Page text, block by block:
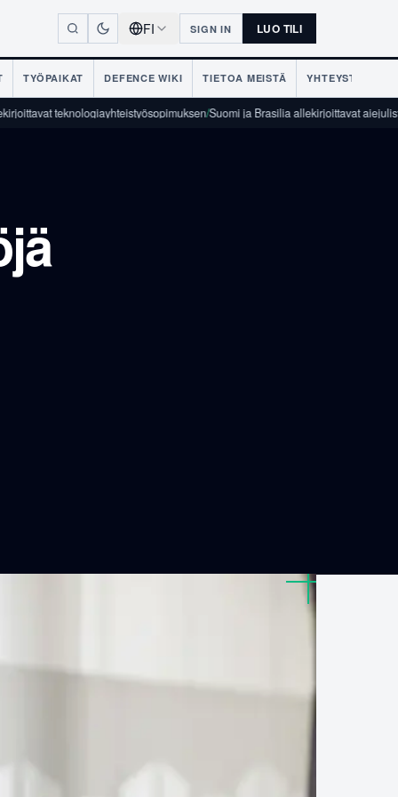
FI SIGN IN LUO TILI
TYÖPAIKAT DEFENCE WIKI TIETOA MEISTÄ YHTEYSTIEDOT
/Suomi ja Brasilia allekirjoittavat aiejulistuksen